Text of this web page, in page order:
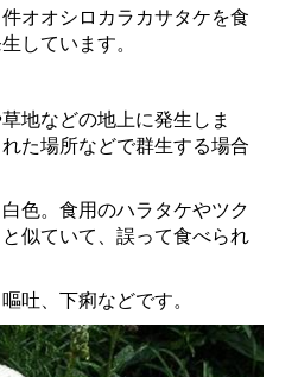
オオシロカラカサタケを食
しています。
地などの地上に発生しま
た場所などで群生する場合
色。食用のハラタケやツク
似ていて、誤って食べられ
吐、下痢などです。